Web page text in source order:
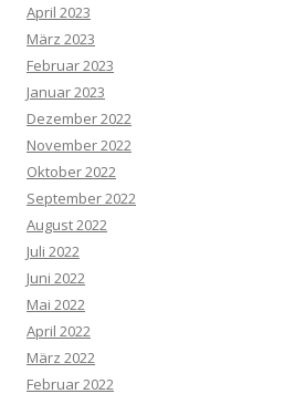
April 2023
März 2023
Februar 2023
Januar 2023
Dezember 2022
November 2022
Oktober 2022
September 2022
August 2022
Juli 2022
Juni 2022
Mai 2022
April 2022
März 2022
Februar 2022